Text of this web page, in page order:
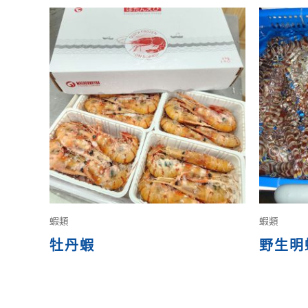
蝦類
牡丹蝦
蝦類
野生明